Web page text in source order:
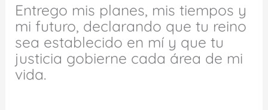
Entrego mis planes, mis tiempos y
mi futuro, declarando que tu reino
sea establecido en mí y que tu
justicia gobierne cada área de mi
vida.